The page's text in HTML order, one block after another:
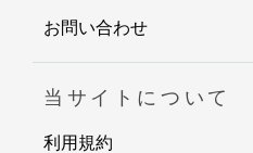
お問い合わせ
当サイトについて
利用規約